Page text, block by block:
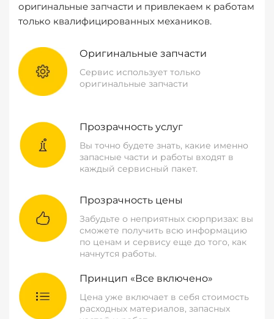
оригинальные запчасти и привлекаем к работам
только квалифицированных механиков.
Оригинальные запчасти
Сервис использует только
оригинальные запчасти
Прозрачность услуг
Вы точно будете знать, какие именно
запасные части и работы входят в
каждый сервисный пакет.
Прозрачность цены
Забудьте о неприятных сюрпризах: вы
сможете получить всю информацию
по ценам и сервису еще до того, как
начнутся работы.
Принцип «Все включено»
Цена уже включает в себя стоимость
расходных материалов, запасных